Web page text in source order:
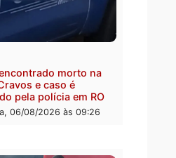
Polícia
Tragédia na BR-364: colisão